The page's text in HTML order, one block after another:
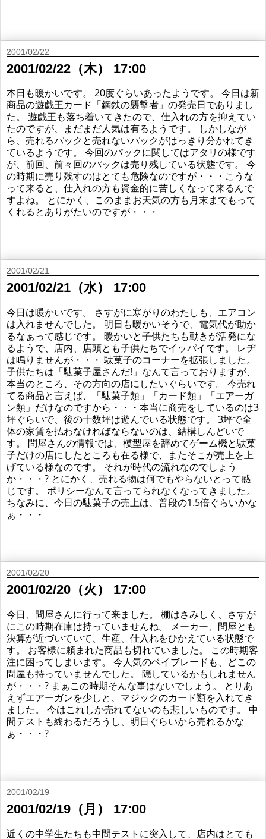
2001/02/22
2001/02/22（木） 17:00
本日も暖かいです。 20度ぐらいあったようです。 今日は新
商品の遊戯王カード「鋼鉄の襲撃者」の発売日でありまし
た。 遊戯王も落ち着いてきたので、仕入れの方を抑えてい
たのですが、まだまだ人気は有るようです。 しかしなが
ら、売れるパックと売れないパックがはっきり分かれてき
ているようです。 今回のパックに関してはアタリの様です
が、前回、前々回のパックは売り残している状態です。 今
の時期に売り残すのはとても危険なのですが・・・こうな
って来ると、仕入れの方も資金的に苦しくなって来るんで
すよね。 とにかく、このままお天気の方も月末までもって
くれるとありがたいのですが・・・
2001/02/21
2001/02/21（水） 17:00
今日は暖かいです。 さすがに寒がりのわたしも、エアコン
は入れませんでした。 明日も暖かいそうで、電気代が助か
るなぁって感じです。 暖かいと子供たちも動きが活発にな
るようで、店内、店頭とも子供たちでイッパイです。 レヂ
は鳴りませんが・・・ 駄菓子のコーナーを拡張しました。
子供たちは「駄菓子屋さんだ!」なんて言っておりますが、
本当のところ、その方向の店にしたいぐらいです。 今売れ
てる商品と言えば、「駄菓子類」「カード類」「エアーガ
ン類」だけなのですから・・・本当に商売をしているのは3
坪ぐらいで、後の十数坪は遊んでいる状態です。 3坪で全
体の家賃を払わなければならないのは、結構しんどいで
す。 問屋さんの情報では、模型屋を辞めてゲーム機と駄菓
子だけの店にしたところも在る様で、またそこが売上を上
げている様なのです。 それが時代の流れなのでしょう
か・・・? とにかく、売れる物は何でもやらないとって感
じです。 ポリシーなんて言ってられなくなってきました。
ちなみに、今日の駄菓子の売上は、普段の1.5倍ぐらいかな
ぁ・・・
2001/02/20
2001/02/20（火） 17:00
今日、問屋さんに行って来ました。 棚はさみしく、さすが
にこの時期在庫は持っていませんね。 メーカー、問屋とも
決算が近づいていて、生産、仕入れをひかえている状態で
す。 お客様に頼まれた商品も切れていました。 この時期客
注に困ってしまいます。 今人気のベイブレードも、どこの
問屋も持っていませんでした。 隠しているかもしれません
が・・・? まぁこの時期そんな事はないでしょう。 とりあ
えずエアーガンを少しと、マジックのカード類を入れてき
ました。 今はこれしか売れてないのも悲しいものです。 中
間テストも終わるだろうし、明日ぐらいから売れるかな
ぁ・・・?
2001/02/19
2001/02/19（月） 17:00
近くの中学生たちも中間テストに突入して、店内はとても